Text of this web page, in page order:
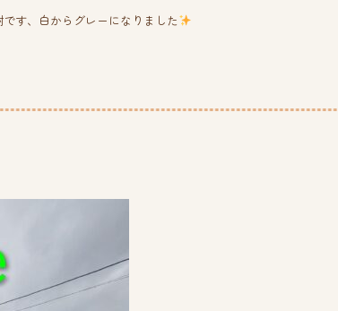
す、白からグレーになりました